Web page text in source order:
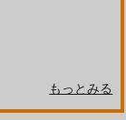
もっとみる